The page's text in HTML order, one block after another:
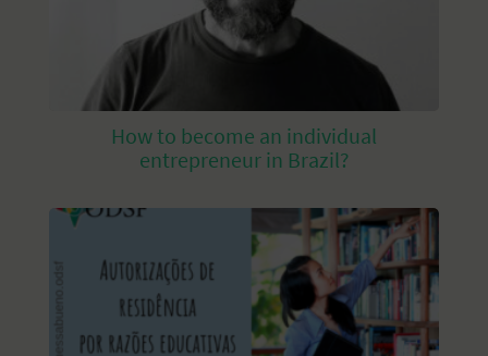
How to become an individual
entrepreneur in Brazil?